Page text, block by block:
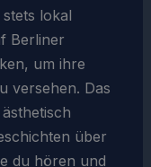
lokal
Berliner
um ihre
versehen. Das
über
du hören und